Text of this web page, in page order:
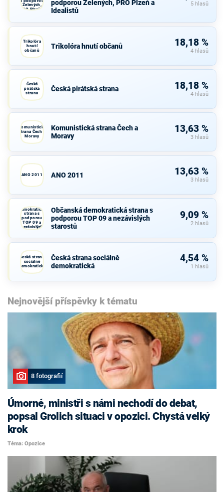
Zelených,
PRO Plzeň a
podporou Zelených, PRO Plzeň a
Idealistů
5 hlasů
Trikolóra
hnutí
občanů
Trikolóra hnutí občanů 18,18 %
4 hlasů
Česká
pirátská
strana
Česká pirátská strana 18,18 %
4 hlasů
Komunistická
strana Čech a
Moravy
Komunistická strana Čech a
Moravy
13,63 %
3 hlasů
ANO 2011 ANO 2011 13,63 %
3 hlasů
demokratická
strana s
podporou
TOP 09 a
nezávislých
starostů
Občanská demokratická strana s
podporou TOP 09 a nezávislých
starostů
9,09 %
2 hlasů
Česká strana
sociálně
demokratická
Česká strana sociálně
demokratická
4,54 %
1 hlasů
Nejnovější příspěvky k tématu
8 fotografií
Úmorné, ministři s námi nechodí do debat,
popsal Grolich situaci v opozici. Chystá velký
krok
Téma: Opozice